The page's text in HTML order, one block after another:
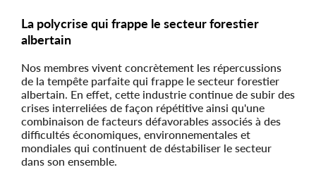
La polycrise qui frappe le secteur forestier
albertain
Nos membres vivent concrètement les répercussions
de la tempête parfaite qui frappe le secteur forestier
albertain. En effet, cette industrie continue de subir des
crises interreliées de façon répétitive ainsi qu'une
combinaison de facteurs défavorables associés à des
difficultés économiques, environnementales et
mondiales qui continuent de déstabiliser le secteur
dans son ensemble.